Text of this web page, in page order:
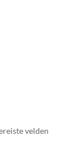
velden